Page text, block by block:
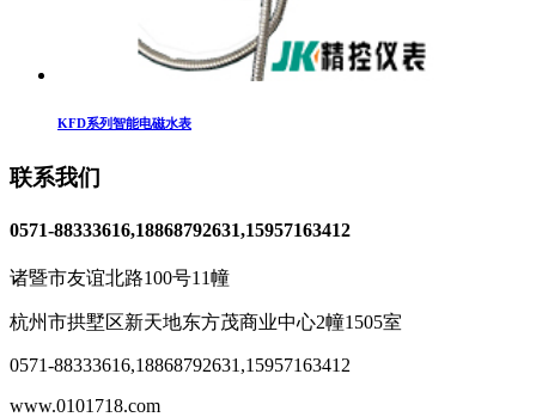
KFD系列智能电磁水表
联系我们
0571-88333616,18868792631,15957163412
诸暨市友谊北路100号11幢
杭州市拱墅区新天地东方茂商业中心2幢1505室
0571-88333616,18868792631,15957163412
www.0101718.com